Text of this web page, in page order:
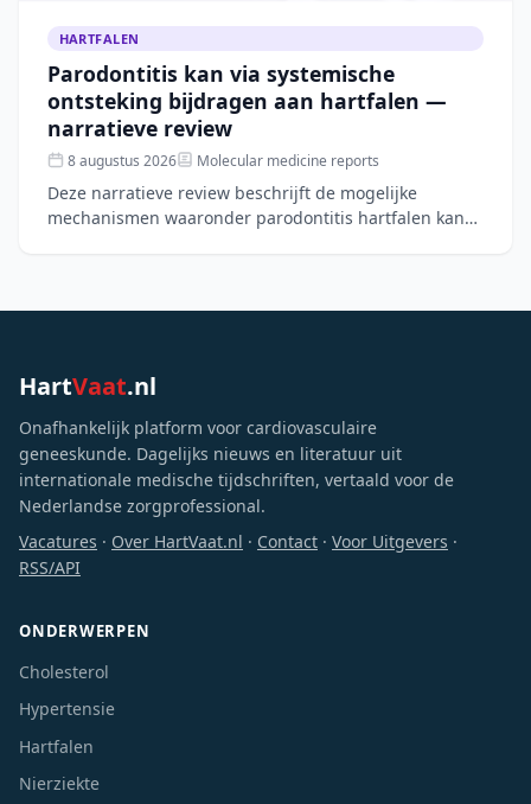
HARTFALEN
Parodontitis kan via systemische
ontsteking bijdragen aan hartfalen —
narratieve review
8 augustus 2026 Molecular medicine reports
Deze narratieve review beschrijft de mogelijke
mechanismen waaronder parodontitis hartfalen kan
HartVaat.nl
Onafhankelijk platform voor cardiovasculaire
geneeskunde. Dagelijks nieuws en literatuur uit
internationale medische tijdschriften, vertaald voor de
Nederlandse zorgprofessional.
Vacatures · Over HartVaat.nl · Contact · Voor Uitgevers ·
RSS/API
ONDERWERPEN
Cholesterol
Hypertensie
Hartfalen
Nierziekte